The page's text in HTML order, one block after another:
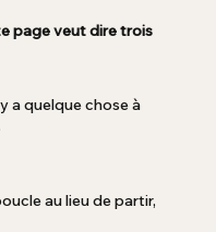
page veut dire trois
a quelque chose à
au lieu de partir,